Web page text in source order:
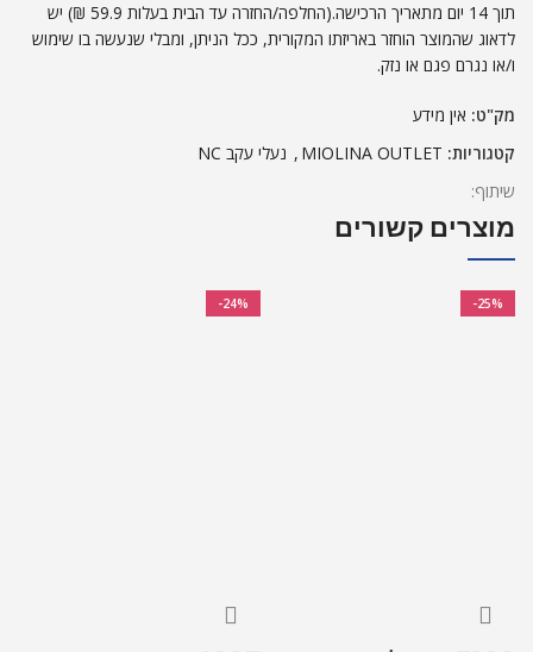
תוך 14 יום מתאריך הרכישה.(החלפה/החזרה עד הבית בעלות 59.9 ₪) יש
לדאוג שהמוצר הוחזר באריזתו המקורית, ככל הניתן, ומבלי שנעשה בו שימוש
ו/או נגרם פגם או נזק.
מק"ט: אין מידע
קטגוריות: MIOLINA OUTLET
, נעלי עקב NC
שיתוף:
מוצרים קשורים
-25%
-24%